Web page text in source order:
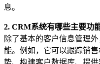
息。
2. CRM系统有哪些主要功能
除了基本的客户信息管理
能。例如，它可以跟踪销
势、构建客户数据库、提供